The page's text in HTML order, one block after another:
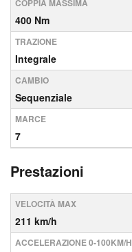
COPPIA MASSIMA
400 Nm
TRAZIONE
Integrale
CAMBIO
Sequenziale
MARCE
7
Prestazioni
VELOCITÀ MAX
211 km/h
ACCELERAZIONE 0-100KM/H